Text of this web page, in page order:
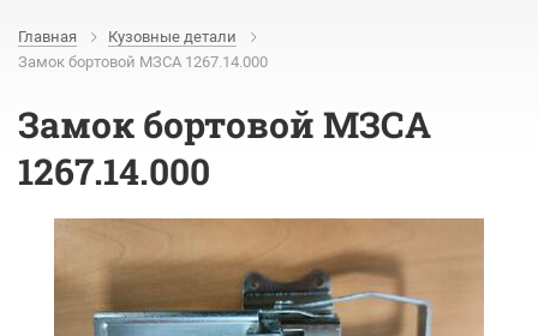
Главная
Кузовные детали
Замок бортовой МЗСА 1267.14.000
Замок бортовой МЗСА
1267.14.000